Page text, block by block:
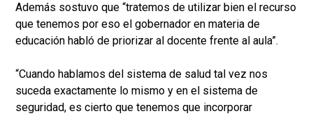
Además sostuvo que “tratemos de utilizar bien el recurso
que tenemos por eso el gobernador en materia de
educación habló de priorizar al docente frente al aula”.
“Cuando hablamos del sistema de salud tal vez nos
suceda exactamente lo mismo y en el sistema de
seguridad, es cierto que tenemos que incorporar